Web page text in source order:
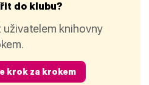
do klubu?
knihovny
krok za krokem